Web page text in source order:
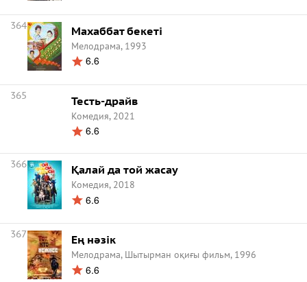
364 Махаббат бекеті
Мелодрама, 1993
6.6
365 Тесть-драйв
Комедия, 2021
6.6
366 Қалай да той жасау
Комедия, 2018
6.6
367 Ең нәзік
Мелодрама, Шытырман оқиғы фильм, 1996
6.6